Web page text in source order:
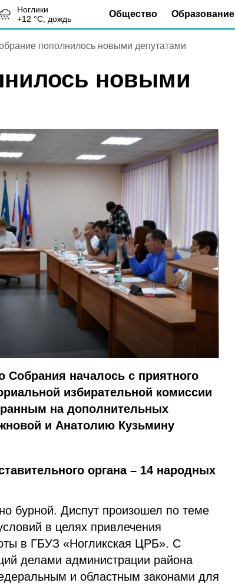
Ноглики
+12 °С, дождь Общество Образование
пополнилось новыми депутатами
новыми
Собрания началось с приятного
избирательной комиссии
на дополнительных
и Анатолию Кузьмину
органа – 14 народных
бурной. Диспут произошел по теме
в целях привлечения
в ГБУЗ «Ногликская ЦРБ». С
делами администрации района
и областным законами для